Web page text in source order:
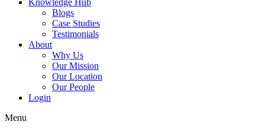
Knowledge Hub
Blogs
Case Studies
Testimonials
About
Why Us
Our Mission
Our Location
Our People
Login
Menu